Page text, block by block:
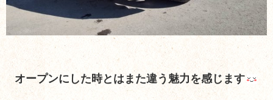
オープンにした時とはまた違う魅力を感じます